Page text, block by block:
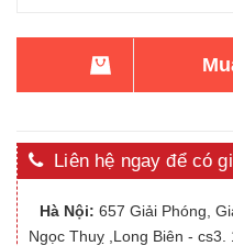
Liên hệ ngay để có
Hà Nội: 657 Giải Phóng,
Ngọc Thuỵ ,Long Biên -